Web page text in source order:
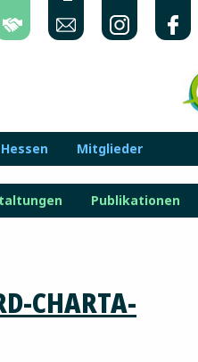
Mitglieder
Publikationen
CHARTA-